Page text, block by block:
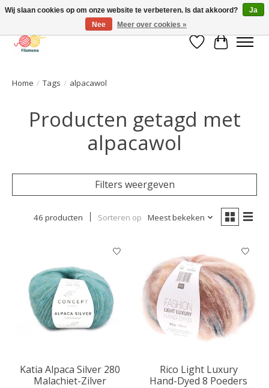
Verlanglijst
Home / Tags / alpacawol
Producten getagd met
alpacawol
Filters weergeven
46 producten Sorteren op Meest bekeken
Katia Alpaca Silver 280
Malachiet-Zilver
Rico Light Luxury
Hand-Dyed 8 Poeders
Wij slaan cookies op om onze website te verbeteren. Is dat akkoord?
Ja
Nee
Meer over cookies »